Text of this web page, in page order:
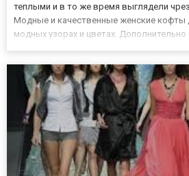
теплыми и в то же время выглядели
Модные и качественные женские кофты
модных узорах и цветах.
элегантн...